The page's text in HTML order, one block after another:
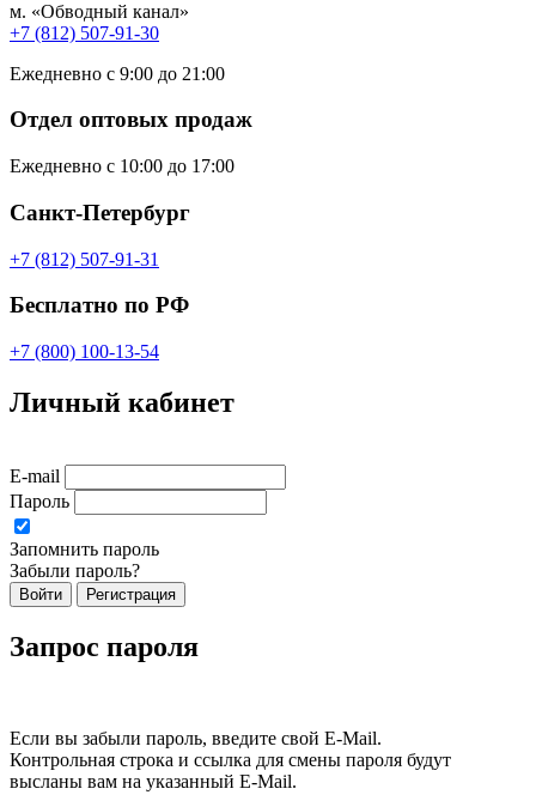
м. «Обводный канал»
+7 (812) 507-91-30
Ежедневно с 9:00 до 21:00
Отдел оптовых продаж
Ежедневно с 10:00 до 17:00
Санкт-Петербург
+7 (812) 507-91-31
Бесплатно по РФ
+7 (800) 100-13-54
Личный кабинет
E-mail
Пароль
Запомнить пароль
Забыли пароль?
Войти Регистрация
Запрос пароля
Если вы забыли пароль, введите свой E-Mail.
Контрольная строка и ссылка для смены пароля будут
высланы вам на указанный E-Mail.